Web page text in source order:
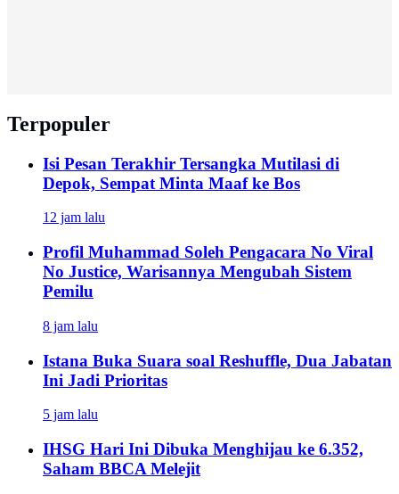
Terpopuler
Isi Pesan Terakhir Tersangka Mutilasi di
Depok, Sempat Minta Maaf ke Bos
12 jam lalu
Profil Muhammad Soleh Pengacara No Viral
No Justice, Warisannya Mengubah Sistem
Pemilu
8 jam lalu
Istana Buka Suara soal Reshuffle, Dua Jabatan
Ini Jadi Prioritas
5 jam lalu
IHSG Hari Ini Dibuka Menghijau ke 6.352,
Saham BBCA Melejit